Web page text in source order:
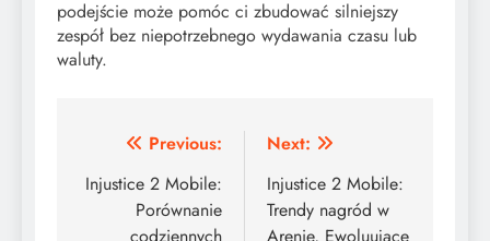
podejście może pomóc ci zbudować silniejszy
zespół bez niepotrzebnego wydawania czasu lub
waluty.
Post
navigation
Previous:
Injustice 2 Mobile:
Porównanie
Next:
Injustice 2 Mobile:
Trendy nagród w